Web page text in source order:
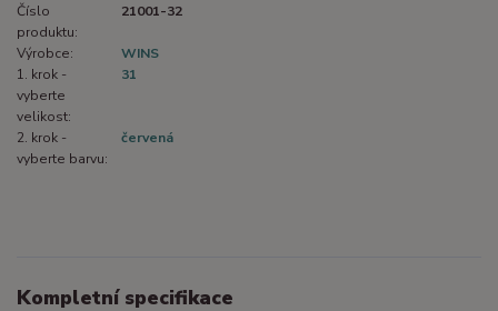
Číslo
produktu:
21001-32
Výrobce:
WINS
1. krok -
vyberte
velikost:
31
2. krok -
vyberte barvu:
červená
Kompletní specifikace